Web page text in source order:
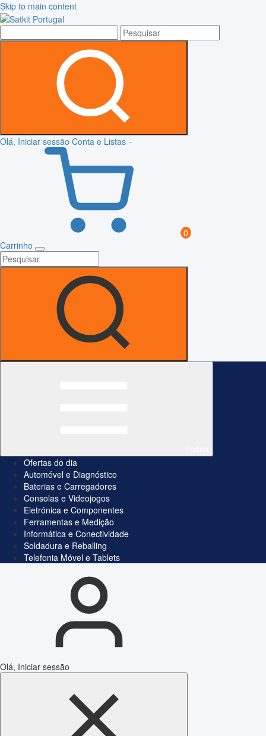
Skip to main content
Olá, Iniciar sessão Conta e Listas
0
Carrinho
Ofertas do dia
Automóvel e Diagnóstico
Baterias e Carregadores
Consolas e Videojogos
Eletrónica e Componentes
Ferramentas e Medição
Informática e Conectividade
Soldadura e Reballing
Telefonia Móvel e Tablets
Olá, Iniciar sessão